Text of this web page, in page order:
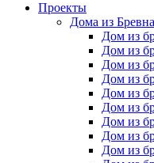
Проекты
Дома из
Дом из
Дом из
Дом из
Дом из
Дом из
Дом из
Дом из
Дом из
Дом из